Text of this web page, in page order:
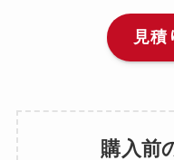
見積
購入前